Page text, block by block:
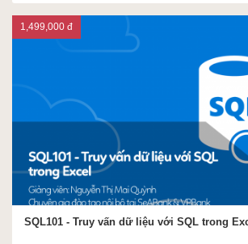
SQL101 - Truy vấn dữ liệu với SQL trong
1,499,000 đ